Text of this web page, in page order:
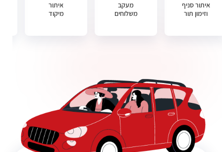
איתור סניף
וזימון תור
מעקב
משלוחים
איתור
מיקוד